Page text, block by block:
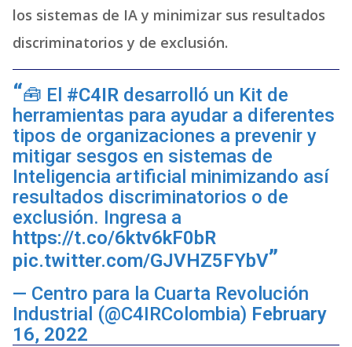
los sistemas de IA y minimizar sus resultados
discriminatorios y de exclusión.
🧰 El #C4IRdesarrolló un Kit de
herramientas para ayudar a diferentes
tipos de organizaciones a prevenir y
mitigar sesgos en sistemas de
Inteligencia artificial minimizando así
resultados discriminatorios o de
exclusión. Ingresa a
https://t.co/6ktv6kF0bR
pic.twitter.com/GJVHZ5FYbV
— Centro para la Cuarta Revolución
Industrial (@C4IRColombia) February
16, 2022